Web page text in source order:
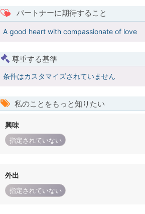
パートナーに期待すること
A good heart with compassionate of love
尊重する基準
条件はカスタマイズされていません
私のことをもっと知りたい
興味
指定されていない
外出
指定されていない